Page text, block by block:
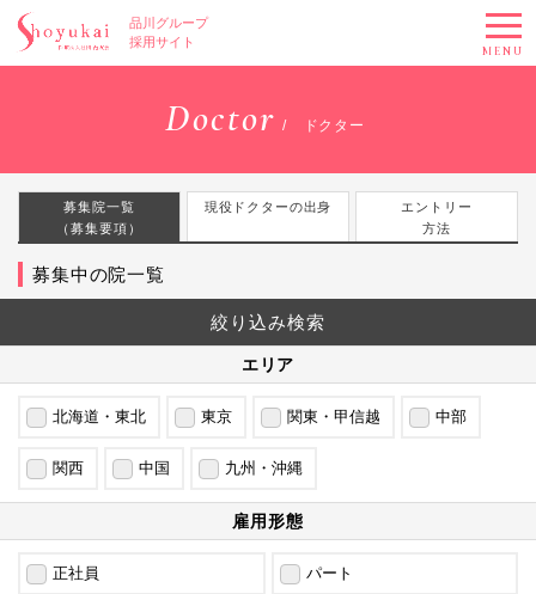
品川グループ
採用サイト
MENU
Doctor ドクター
募集院一覧
（募集要項）
現役ドクターの出身
エントリー
方法
募集中の院一覧
絞り込み検索
エリア
北海道・東北 東京 関東・甲信越 中部
関西 中国 九州・沖縄
雇用形態
正社員 パート